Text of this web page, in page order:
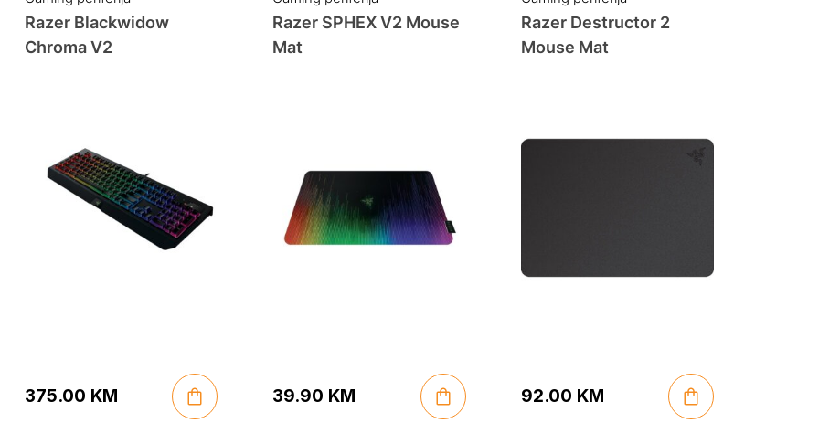
Razer Blackwidow
Chroma V2
375.00 KM
Razer SPHEX V2 Mouse
Mat
39.90 KM
Razer Destructor 2
Mouse Mat
92.00 KM